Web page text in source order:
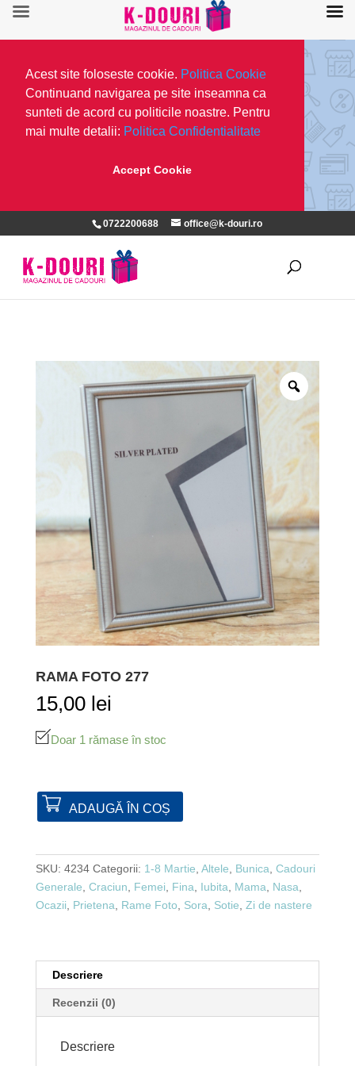
Acest site foloseste cookie. Politica Cookie
Continuand navigarea pe site inseamna ca
sunteti de acord cu politicile noastre. Pentru
mai multe detalii: Politica Confidentialitate
Accept Cookie
0722200688 office@k-douri.ro
RAMA FOTO 277
15,00 lei
Doar 1 rămase în stoc
ADAUGĂ ÎN COȘ
SKU: 4234 Categorii: 1-8 Martie Altele Bunica Cadouri
Generale Craciun Femei Fina Iubita Mama Nasa
Ocazii
Prietena Rame Foto Sora Sotie Zi de nastere
Descriere
Recenzii (0)
Descriere